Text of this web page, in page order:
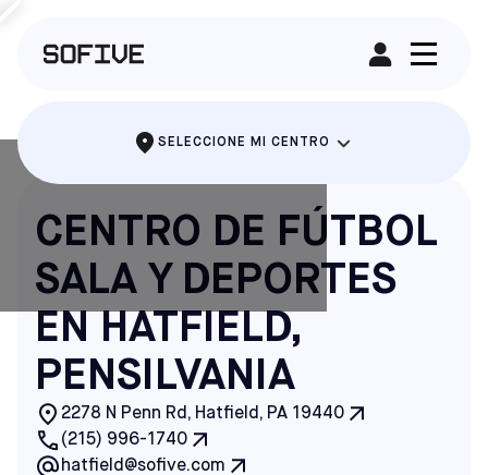
SELECCIONE MI CENTRO
CENTRO DE FÚTBOL
SALA Y DEPORTES
EN HATFIELD,
PENSILVANIA
2278 N Penn Rd, Hatfield, PA 19440
(215) 996-1740
hatfield@sofive.com